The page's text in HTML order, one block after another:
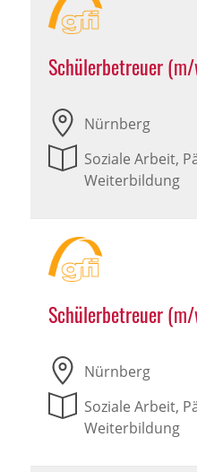
Schülerbetreuer
Nürnberg
Soziale Arbeit,
Weiterbildung
Schülerbetreuer
Nürnberg
Soziale Arbeit,
Weiterbildung